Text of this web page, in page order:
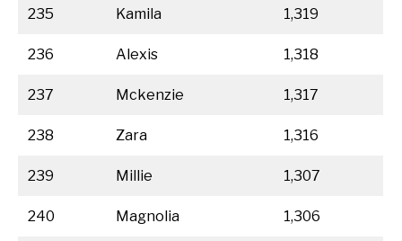
235 Kamila 1,319
236 Alexis 1,318
237 Mckenzie 1,317
238 Zara 1,316
239 Millie 1,307
240 Magnolia 1,306